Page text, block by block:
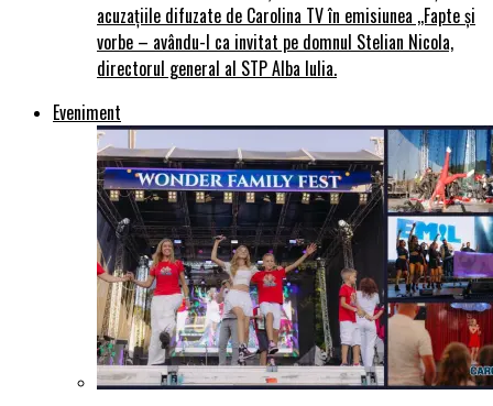
acuzațiile difuzate de Carolina TV în emisiunea ,,Fapte și
vorbe – avându-l ca invitat pe domnul Stelian Nicola,
directorul general al STP Alba Iulia.
Eveniment